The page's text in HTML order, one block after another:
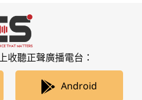
收聽正聲廣播電台：
Android